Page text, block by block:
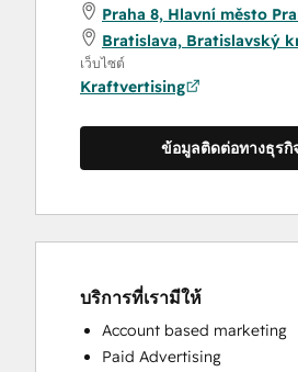
Praha 8, Hlavní město
Bratislava, Bratislavský
เว็บไซต์
Kraftvertising
ข้อมูลติดต่อทางธุรกิ
บริการที่เรามีให้
Account based marketing
Paid Advertising